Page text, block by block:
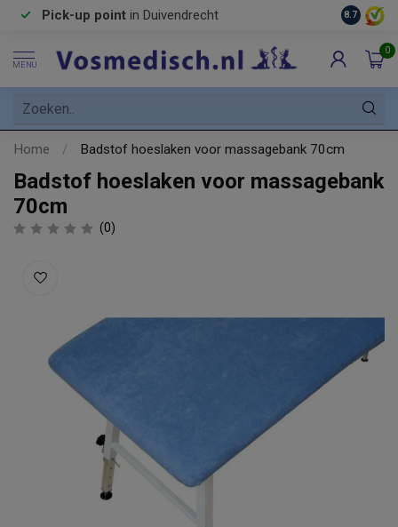
Pick-up point in Duivendrecht 8.7
MENU
0
Home / Badstof hoeslaken voor massagebank 70cm
Badstof hoeslaken voor massagebank
70cm
(0)